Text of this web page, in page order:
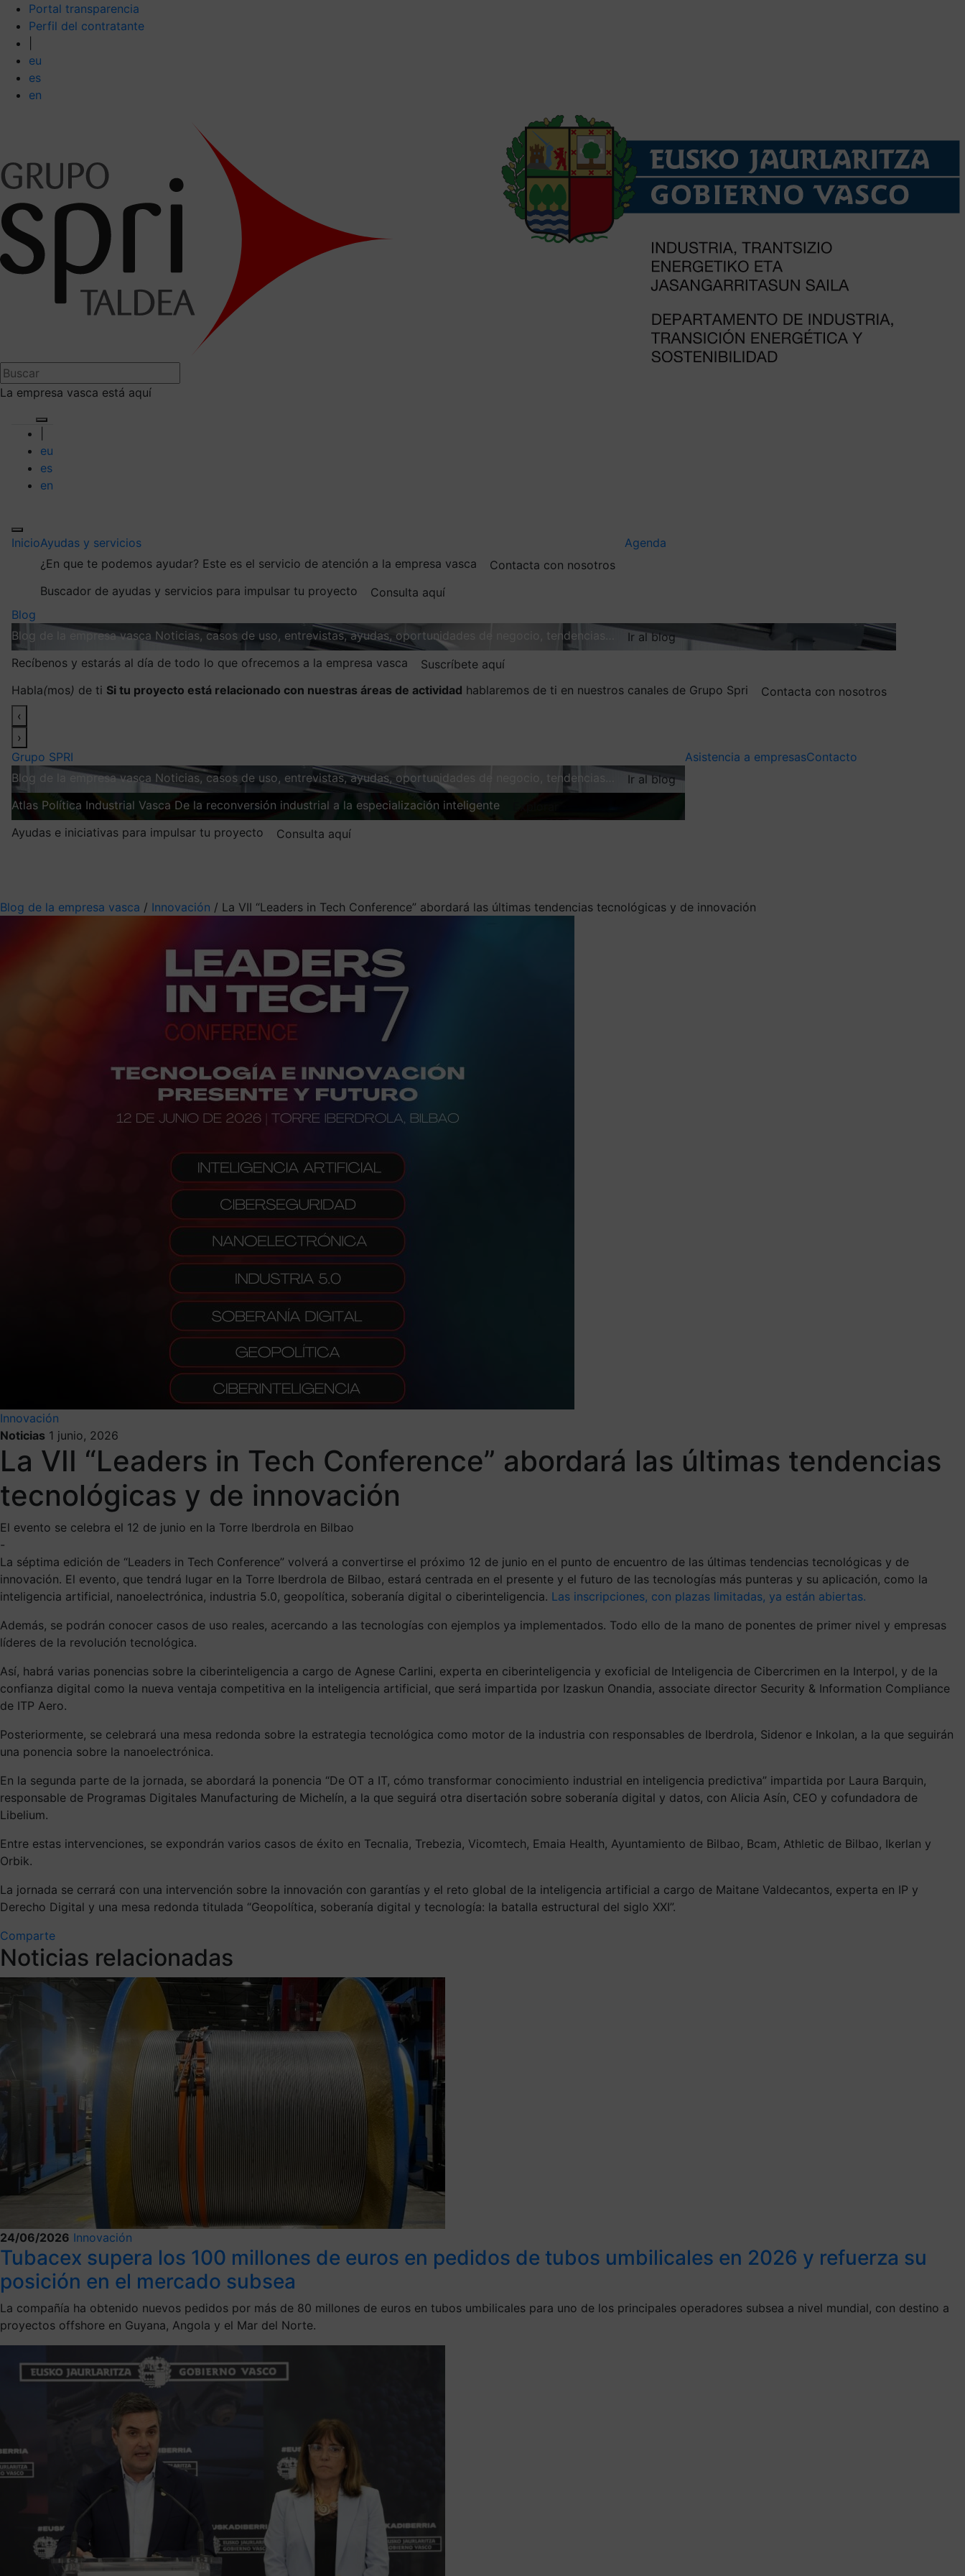
Portal transparencia
Perfil del contratante
eu
es
en
La empresa vasca está aquí
eu
es
en
InicioAyudas y servicios
¿En que te podemos ayudar? Este es el servicio de atención a la empresa vasca
Contacta con nosotros
Buscador de ayudas y servicios para impulsar tu proyecto
Consulta aquí
Agenda
Blog
Blog de la empresa vasca Noticias, casos de uso, entrevistas, ayudas, oportunidades de negocio, tendencias…
Ir al blog
Recíbenos y estarás al día de todo lo que ofrecemos a la empresa vasca
Suscríbete aquí
Habla(mos) de ti Si tu proyecto está relacionado con nuestras áreas de actividad hablaremos de ti en nuestros canales de Grupo Spri
Contacta con nosotros
‹
›
Grupo SPRI
Blog de la empresa vasca Noticias, casos de uso, entrevistas, ayudas, oportunidades de negocio, tendencias…
Ir al blog
Atlas Política Industrial Vasca De la reconversión industrial a la especialización inteligente
Ayudas e iniciativas para impulsar tu proyecto
Consulta aquí
Asistencia a empresasContacto
Blog de la empresa vasca / Innovación / La VII “Leaders in Tech Conference” abordará las últimas tendencias tecnológicas y de innovación
Innovación
Noticias 1 junio, 2026
La VII “Leaders in Tech Conference” abordará las últimas tendencias
tecnológicas y de innovación
El evento se celebra el 12 de junio en la Torre Iberdrola en Bilbao
-
La séptima edición de “Leaders in Tech Conference” volverá a convertirse el próximo 12 de junio en el punto de encuentro de las últimas tendencias tecnológicas y de
innovación. El evento, que tendrá lugar en la Torre Iberdrola de Bilbao, estará centrada en el presente y el futuro de las tecnologías más punteras y su aplicación, como la
inteligencia artificial, nanoelectrónica, industria 5.0, geopolítica, soberanía digital o ciberinteligencia. Las inscripciones, con plazas limitadas, ya están abiertas.
Además, se podrán conocer casos de uso reales, acercando a las tecnologías con ejemplos ya implementados. Todo ello de la mano de ponentes de primer nivel y empresas
líderes de la revolución tecnológica.
Así, habrá varias ponencias sobre la ciberinteligencia a cargo de Agnese Carlini, experta en ciberinteligencia y exoficial de Inteligencia de Cibercrimen en la Interpol, y de la
confianza digital como la nueva ventaja competitiva en la inteligencia artificial, que será impartida por Izaskun Onandia, associate director Security & Information Compliance
de ITP Aero.
Posteriormente, se celebrará una mesa redonda sobre la estrategia tecnológica como motor de la industria con responsables de Iberdrola, Sidenor e Inkolan, a la que seguirán
una ponencia sobre la nanoelectrónica.
En la segunda parte de la jornada, se abordará la ponencia “De OT a IT, cómo transformar conocimiento industrial en inteligencia predictiva” impartida por Laura Barquin,
responsable de Programas Digitales Manufacturing de Michelín, a la que seguirá otra disertación sobre soberanía digital y datos, con Alicia Asín, CEO y cofundadora de
Libelium.
Entre estas intervenciones, se expondrán varios casos de éxito en Tecnalia, Trebezia, Vicomtech, Emaia Health, Ayuntamiento de Bilbao, Bcam, Athletic de Bilbao, Ikerlan y
Orbik.
La jornada se cerrará con una intervención sobre la innovación con garantías y el reto global de la inteligencia artificial a cargo de Maitane Valdecantos, experta en IP y
Derecho Digital y una mesa redonda titulada “Geopolítica, soberanía digital y tecnología: la batalla estructural del siglo XXI”.
Comparte
Noticias relacionadas
24/06/2026 Innovación
Tubacex supera los 100 millones de euros en pedidos de tubos umbilicales en 2026 y refuerza su
posición en el mercado subsea
La compañía ha obtenido nuevos pedidos por más de 80 millones de euros en tubos umbilicales para uno de los principales operadores subsea a nivel mundial, con destino a
proyectos offshore en Guyana, Angola y el Mar del Norte.